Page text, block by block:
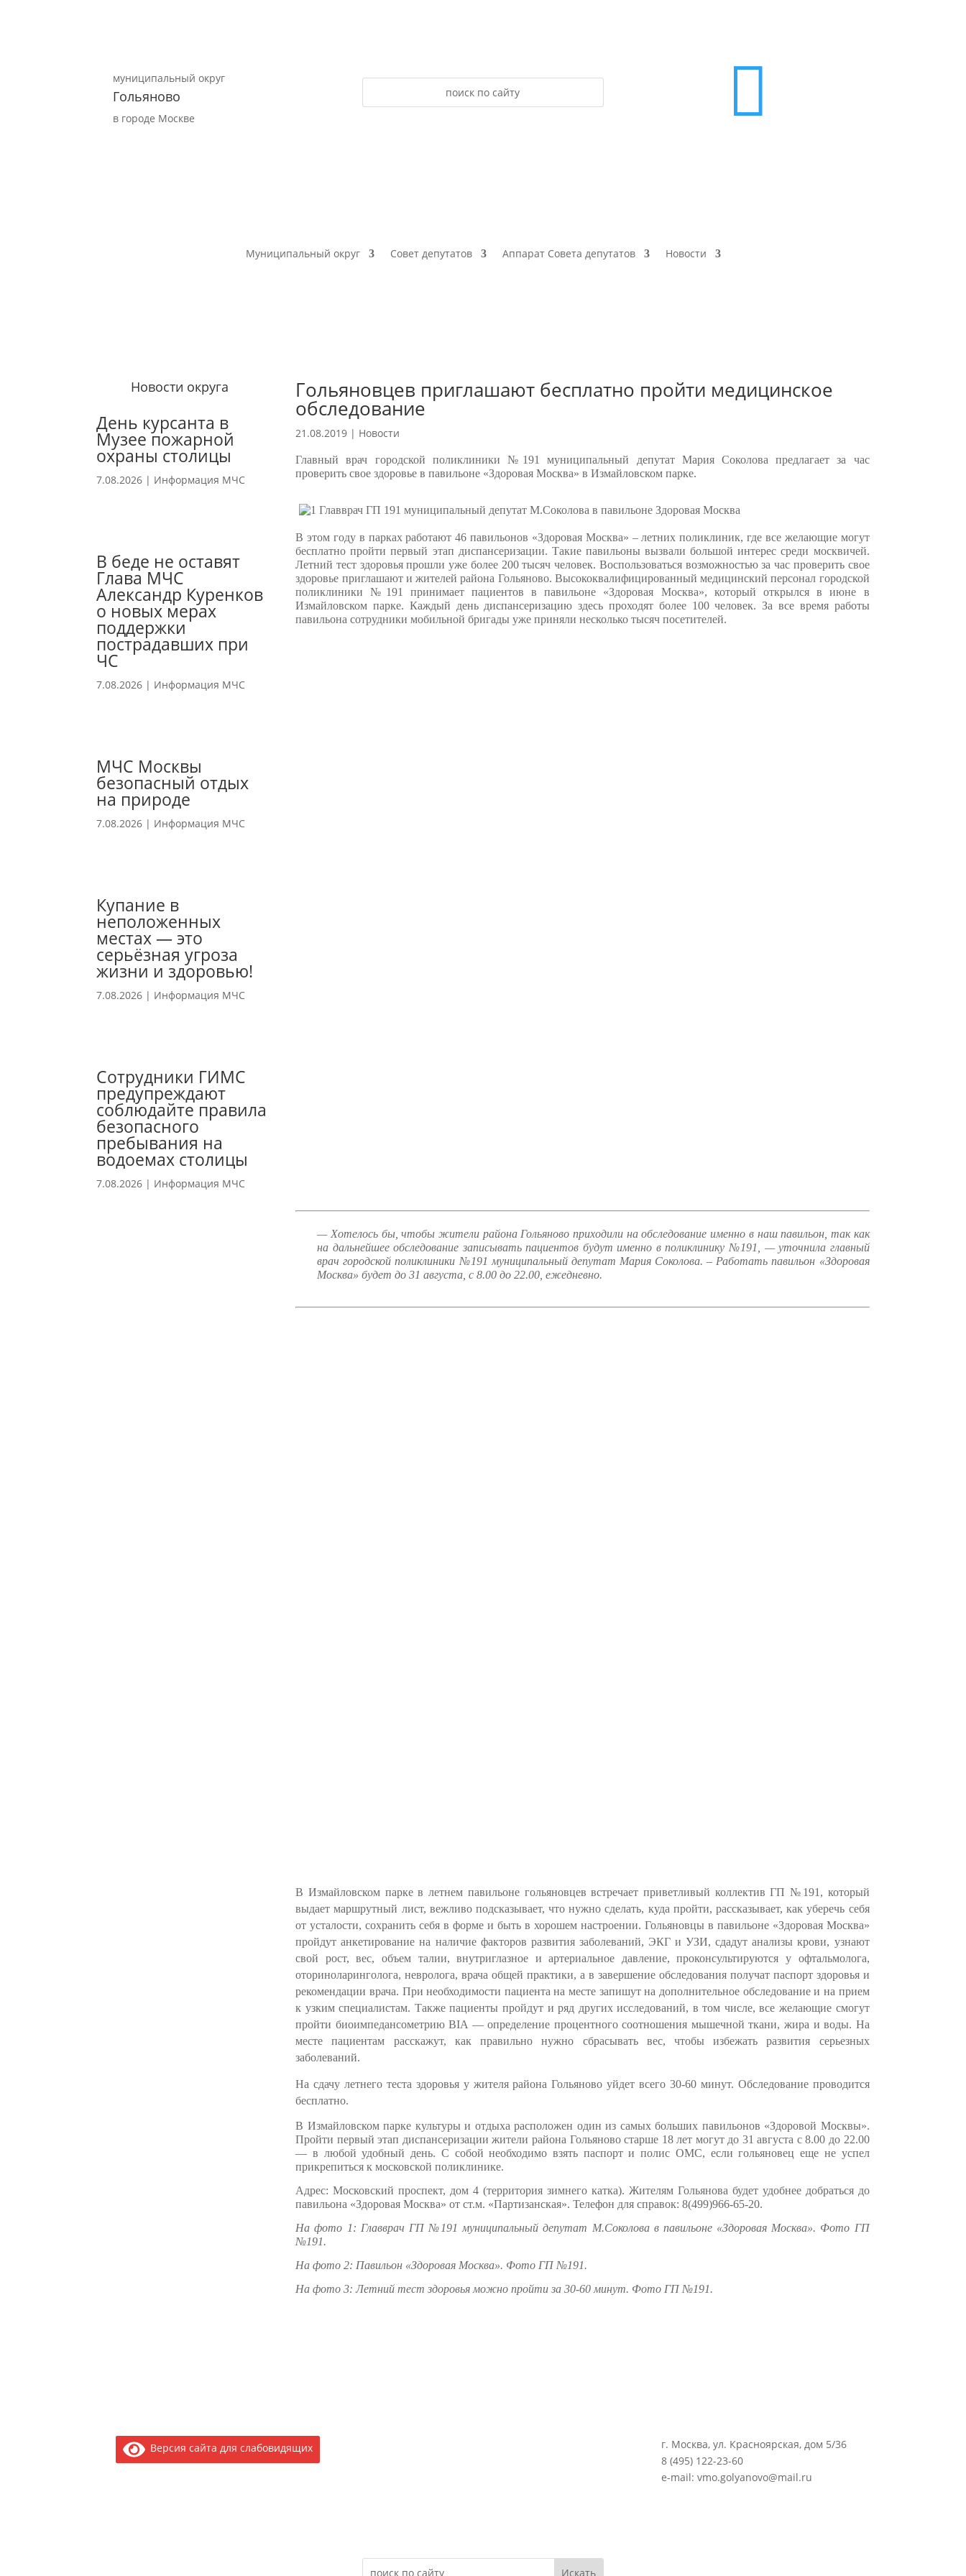
муниципальный округ
Гольяново
в городе Москве 
Муниципальный округ Совет депутатов Аппарат Совета депутатов Новости
Новости округа
День курсанта в
Музее пожарной
охраны столицы
7.08.2026 | Информация МЧС
В беде не оставят
Глава МЧС
Александр Куренков
о новых мерах
поддержки
пострадавших при
ЧС
7.08.2026 | Информация МЧС
МЧС Москвы
безопасный отдых
на природе
7.08.2026 | Информация МЧС
Купание в
неположенных
местах — это
серьёзная угроза
жизни и здоровью!
7.08.2026 | Информация МЧС
Сотрудники ГИМС
предупреждают
соблюдайте правила
безопасного
пребывания на
водоемах столицы
7.08.2026 | Информация МЧС
Гольяновцев приглашают бесплатно пройти медицинское
обследование
21.08.2019 | Новости
Главный врач городской поликлиники №191 муниципальный депутат Мария Соколова предлагаетза час
проверить свое здоровье в павильоне «Здоровая Москва» в Измайловском парке.
В этом году в парках работают 46 павильонов «Здоровая Москва» – летних поликлиник, где все желающие могут
бесплатно пройти первый этап диспансеризации. Такие павильоны вызвали большой интерес среди москвичей.
Летний тест здоровья прошли уже более 200 тысяч человек. Воспользоваться возможностью за час проверить свое
здоровье приглашают и жителей района Гольяново. Высококвалифицированный медицинский персонал городской
поликлиники №191 принимает пациентов в павильоне «Здоровая Москва», который открылся в июне в
Измайловском парке. Каждый день диспансеризацию здесь проходят более 100 человек. За все время работы
павильона сотрудники мобильной бригады уже приняли несколько тысяч посетителей.
— Хотелось бы, чтобы жители района Гольяново приходили на обследование именно в наш павильон, так как
на дальнейшее обследование записывать пациентов будут именно в поликлинику №191, — уточнила главный
врач городской поликлиники №191 муниципальный депутат Мария Соколова. – Работатьпавильон «Здоровая
Москва» будет до 31 августа, с 8.00 до 22.00, ежедневно.
В Измайловском парке в летнем павильоне гольяновцев встречает приветливый коллектив ГП №191, который
выдает маршрутный лист, вежливо подсказывает, что нужно сделать, куда пройти, рассказывает, как уберечь себя
от усталости, сохранить себя в форме и быть в хорошем настроении. Гольяновцы в павильоне «Здоровая Москва»
пройдут анкетирование на наличие факторов развития заболеваний, ЭКГ и УЗИ, сдадут анализы крови, узнают
свой рост, вес, объем талии, внутриглазное и артериальное давление, проконсультируются у офтальмолога,
оториноларинголога, невролога, врача общей практики, а в завершение обследования получат паспорт здоровья и
рекомендации врача. При необходимости пациента на месте запишут на дополнительное обследование и на прием
к узким специалистам. Также пациенты пройдут и ряд других исследований, в том числе, все желающие смогут
пройти биоимпедансометриюBIA — определение процентного соотношения мышечной ткани, жира и воды. На
месте пациентам расскажут, как правильно нужно сбрасывать вес, чтобы избежать развития серьезных
заболеваний.
На сдачу летнего теста здоровья у жителя района Гольяново уйдет всего 30-60 минут. Обследование проводится
бесплатно.
В Измайловском парке культуры и отдыха расположен один из самых больших павильонов «Здоровой Москвы».
Пройти первый этап диспансеризации жители района Гольяновостарше 18 лет могут до 31 августа с 8.00 до 22.00
— в любой удобный день. С собой необходимо взять паспорт и полис ОМС, если гольяновец еще не успел
прикрепиться к московской поликлинике.
Адрес: Московский проспект, дом 4 (территория зимнего катка). Жителям Гольянова будет удобнее добраться до
павильона «Здоровая Москва» от ст.м. «Партизанская». Телефон для справок: 8(499)966-65-20.
На фото 1: Главврач ГП №191 муниципальный депутат М.Соколова в павильоне «Здоровая Москва». Фото ГП
№191.
На фото 2: Павильон «Здоровая Москва». Фото ГП №191.
На фото 3: Летний тест здоровья можно пройти за 30-60 минут. Фото ГП №191.
Версия сайта для слабовидящих
г. Москва, ул. Красноярская, дом 5/36
8 (495) 122-23-60
e-mail: vmo.golyanovo@mail.ru